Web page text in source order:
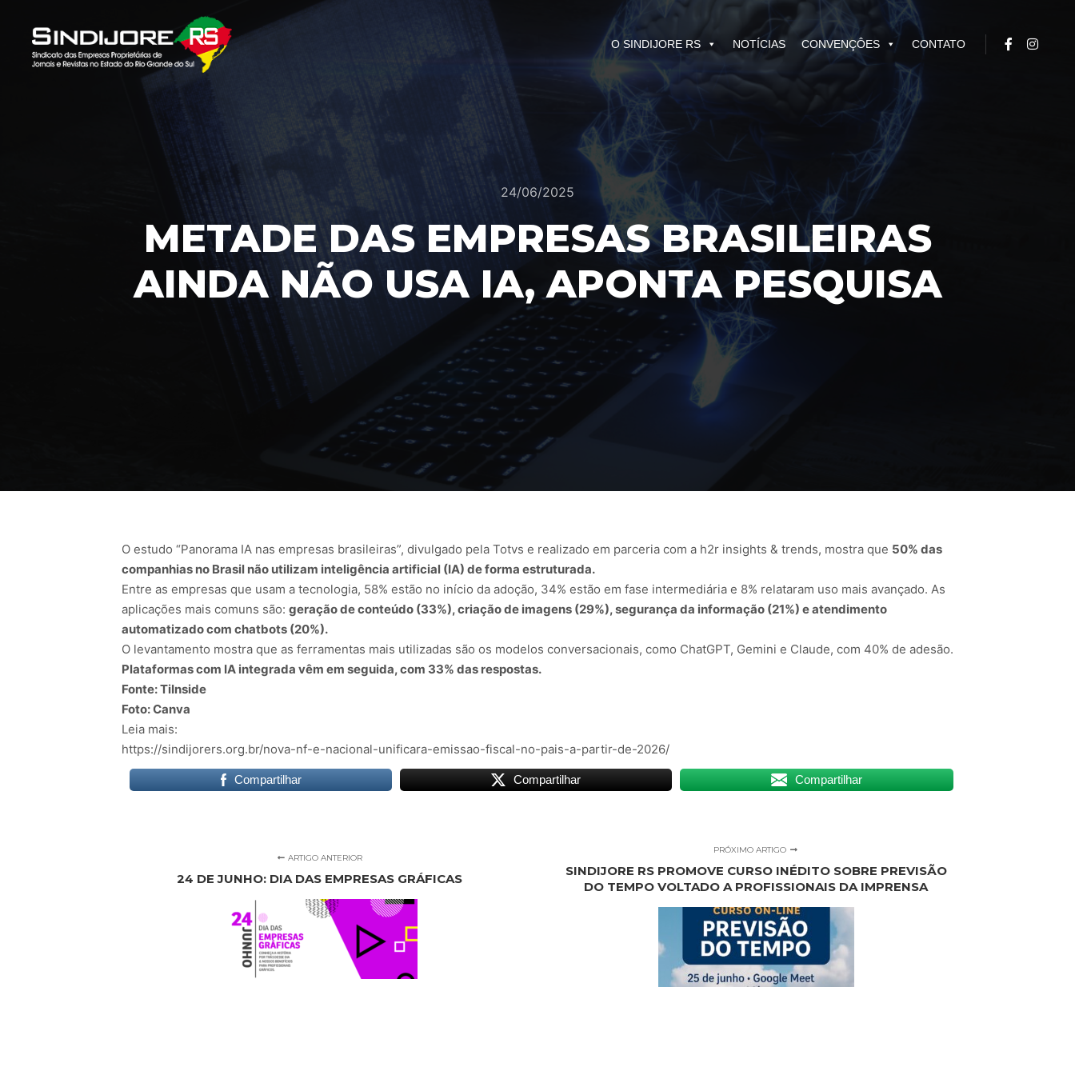
O SINDIJORE RS NOTÍCIAS CONVENÇÔES CONTATO
24/06/2025
METADE DAS EMPRESAS BRASILEIRAS
AINDA NÃO USA IA, APONTA PESQUISA
O estudo “Panorama IA nas empresas brasileiras”, divulgado pela Totvs e realizado em parceria com a h2r insights & trends, mostra que 50% das
companhias no Brasil não utilizam inteligência artificial (IA) de forma estruturada.
Entre as empresas que usam a tecnologia, 58% estão no início da adoção, 34% estão em fase intermediária e 8% relataram uso mais avançado. As
aplicações mais comuns são: geração de conteúdo (33%), criação de imagens (29%), segurança da informação (21%) e atendimento
automatizado com chatbots (20%).
O levantamento mostra que as ferramentas mais utilizadas são os modelos conversacionais, como ChatGPT, Gemini e Claude, com 40% de adesão.
Plataformas com IA integrada vêm em seguida, com 33% das respostas.
Fonte: TiInside
Foto: Canva
Leia mais:
https://sindijorers.org.br/nova-nf-e-nacional-unificara-emissao-fiscal-no-pais-a-partir-de-2026/
Compartilhar Compartilhar Compartilhar
ARTIGO ANTERIOR
24 DE JUNHO: DIA DAS EMPRESAS GRÁFICAS
PRÓXIMO ARTIGO
SINDIJORE RS PROMOVE CURSO INÉDITO SOBRE PREVISÃO
DO TEMPO VOLTADO A PROFISSIONAIS DA IMPRENSA